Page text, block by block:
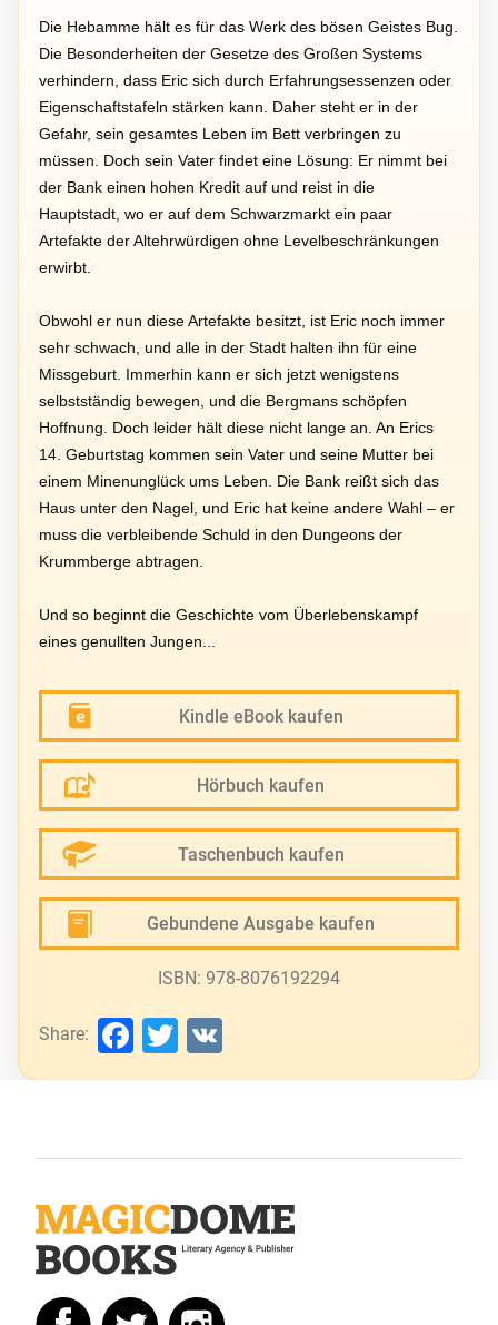
Die Hebamme hält es für das Werk des bösen Geistes Bug.
Die Besonderheiten der Gesetze des Großen Systems
verhindern, dass Eric sich durch Erfahrungsessenzen oder
Eigenschaftstafeln stärken kann. Daher steht er in der
Gefahr, sein gesamtes Leben im Bett verbringen zu
müssen. Doch sein Vater findet eine Lösung: Er nimmt bei
der Bank einen hohen Kredit auf und reist in die
Hauptstadt, wo er auf dem Schwarzmarkt ein paar
Artefakte der Altehrwürdigen ohne Levelbeschränkungen
erwirbt.
Obwohl er nun diese Artefakte besitzt, ist Eric noch immer
sehr schwach, und alle in der Stadt halten ihn für eine
Missgeburt. Immerhin kann er sich jetzt wenigstens
selbstständig bewegen, und die Bergmans schöpfen
Hoffnung. Doch leider hält diese nicht lange an. An Erics
14. Geburtstag kommen sein Vater und seine Mutter bei
einem Minenunglück ums Leben. Die Bank reißt sich das
Haus unter den Nagel, und Eric hat keine andere Wahl – er
muss die verbleibende Schuld in den Dungeons der
Krummberge abtragen.
Und so beginnt die Geschichte vom Überlebenskampf
eines genullten Jungen...
Kindle eBook kaufen
Hörbuch kaufen
Taschenbuch kaufen
Gebundene Ausgabe kaufen
ISBN: 978-8076192294
Share: Facebook
Twitter